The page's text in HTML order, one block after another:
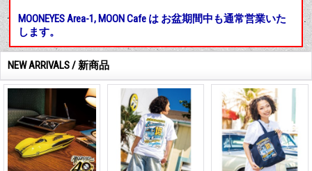
MOONEYES Area-1, MOON Cafe は お盆期間中も通常営業いた
します。
NEW ARRIVALS / 新商品